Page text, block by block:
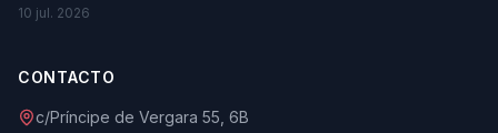
10 jul. 2026
CONTACTO
c/Príncipe de Vergara 55, 6B